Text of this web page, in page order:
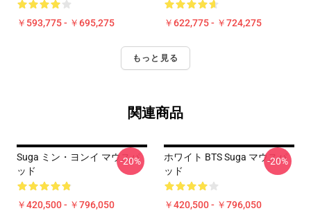
￥593,775 - ￥695,275 ￥622,775 - ￥724,275
もっと見る
関連商品
Suga ミン・ヨンイ マウスパ
ッド
￥420,500 - ￥796,050
-20%
ホワイト BTS Suga マウスパ
ッド
￥420,500 - ￥796,050
-20%